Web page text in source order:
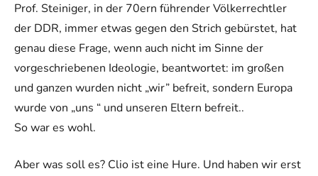
Prof. Steiniger, in der 70ern führender Völkerrechtler
der DDR, immer etwas gegen den Strich gebürstet, hat
genau diese Frage, wenn auch nicht im Sinne der
vorgeschriebenen Ideologie, beantwortet: im großen
und ganzen wurden nicht „wir” befreit, sondern Europa
wurde von „uns “ und unseren Eltern befreit..
So war es wohl.
Aber was soll es? Clio ist eine Hure. Und haben wir erst